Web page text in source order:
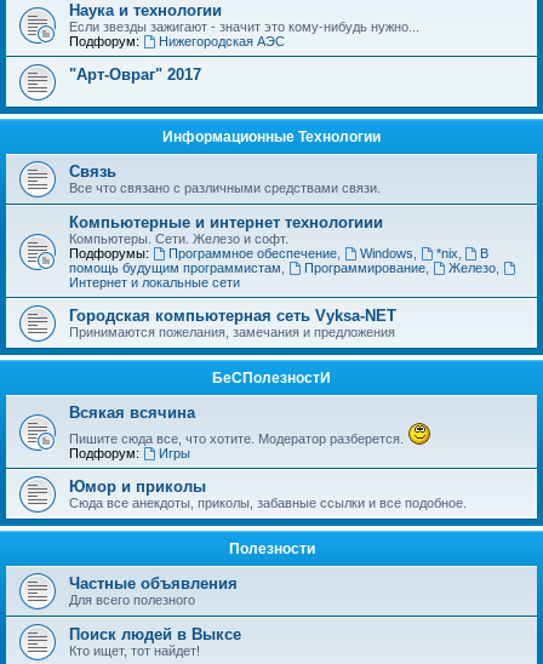
Наука и технологии
Если звезды зажигают - значит это кому-нибудь нужно...
Подфорум:
Нижегородская АЭС
"Арт-Овраг" 2017
Информационные Технологии
Связь
Все что связано с различными средствами связи.
Компьютерные и интернет технологиии
Компьютеры. Сети. Железо и софт.
Подфорумы:
Программное обеспечение, Windows *nix
В
помощь будущим программистам
Программирование, Железо,
Интернет и локальные сети
Городская компьютерная сеть Vyksa-NET
Принимаются пожелания, замечания и предложения
БеСПолезностИ
Всякая всячина
Пишите сюда все, что хотите. Модератор разберется.
Подфорум:
Игры
Юмор и приколы
Сюда все анекдоты, приколы, забавные ссылки и все подобное.
Полезности
Частные объявления
Для всего полезного
Поиск людей в Выксе
Кто ищет, тот найдет!